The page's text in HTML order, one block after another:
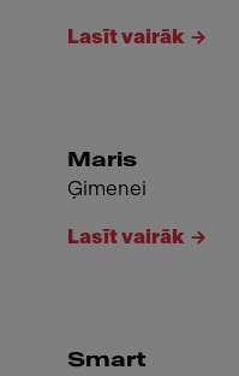
Lasīt vairāk
Maris
Ģimenei
Lasīt vairāk
Smart